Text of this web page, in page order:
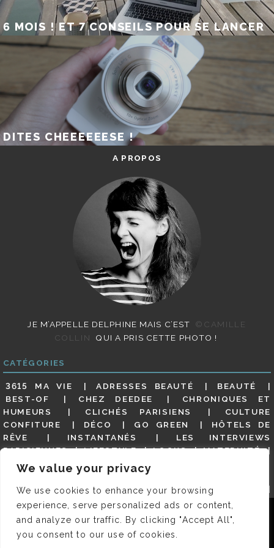
We value your privacy
We use cookies to enhance your browsing
experience, serve personalized ads or content,
and analyze our traffic. By clicking "Accept All",
you consent to our use of cookies.
6 MOIS ! ET 7 CONSEILS POUR SE LANCER
DITES CHEEEEEESE !
A PROPOS
JE M’APPELLE DELPHINE MAIS C’EST
©CAMILLE
COLLIN
QUI A PRIS CETTE PHOTO !
CATÉGORIES
3615 MA VIE ADRESSES BEAUTÉ
BEAUTÉ
BEST-OF
CHEZ DEEDEE
CHRONIQUES ET
HUMEURS
CLICHÉS PARISIENS
CULTURE
CONFITURE
DÉCO GO GREEN
HÔTELS DE
RÊVE
INSTANTANÉS
LES INTERVIEWS
PARISIENNES
LIFESTYLE LOOKS
MATERNITÉ
MES ADRESSES
MODE
(BUT GOODIES)
PAR ICI LE MAGOT !
GUIDE
PARIS EN PHOTOS
RESTAURANTS
REVUE DE PRESSE DÉTAILLÉE, SIOU PLAIT
DE THÉ
SHOPPING VIDÉOS
VITE ! UN RESTO
VOYAGES VOYAGES
Nous utilisons des cookies pour vous garantir la meilleure
expérience sur notre site. Si vous continuez à utiliser ce
dernier, nous considérerons que vous acceptez l'utilisation des